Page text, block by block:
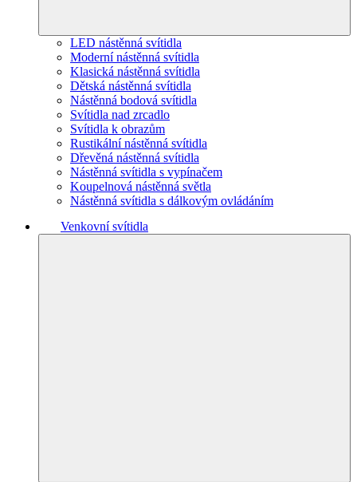
LED nástěnná svítidla
Moderní nástěnná svítidla
Klasická nástěnná svítidla
Dětská nástěnná svítidla
Nástěnná bodová svítidla
Svítidla nad zrcadlo
Svítidla k obrazům
Rustikální nástěnná svítidla
Dřevěná nástěnná svítidla
Nástěnná svítidla s vypínačem
Koupelnová nástěnná světla
Nástěnná svítidla s dálkovým ovládáním
Venkovní svítidla